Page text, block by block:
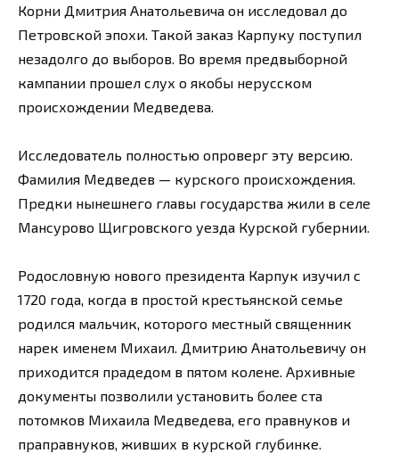
Корни Дмитрия Анатольевича он исследовал до
Петровской эпохи. Такой заказ Карпуку поступил
незадолго до выборов. Во время предвыборной
кампании прошел слух о якобы нерусском
происхождении Медведева.
Исследователь полностью опроверг эту версию.
Фамилия Медведев — курского происхождения.
Предки нынешнего главы государства жили в селе
Мансурово Щигровского уезда Курской губернии.
Родословную нового президента Карпук изучил с
1720 года, когда в простой крестьянской семье
родился мальчик, которого местный священник
нарек именем Михаил. Дмитрию Анатольевичу он
приходится прадедом в пятом колене. Архивные
документы позволили установить более ста
потомков Михаила Медведева, его правнуков и
праправнуков, живших в курской глубинке.